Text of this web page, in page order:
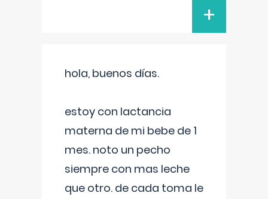
+
hola, buenos días.
estoy con lactancia
materna de mi bebe de 1
mes. noto un pecho
siempre con mas leche
que otro. de cada toma le